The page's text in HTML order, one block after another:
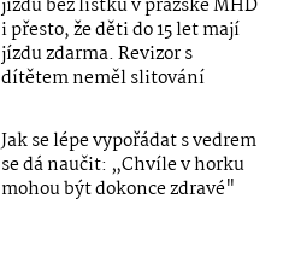
i přesto, že děti do 15 let mají
jízdu zdarma. Revizor s
dítětem neměl slitování
Jak se lépe vypořádat s vedrem
se dá naučit: „Chvíle v horku
mohou být dokonce zdravé"